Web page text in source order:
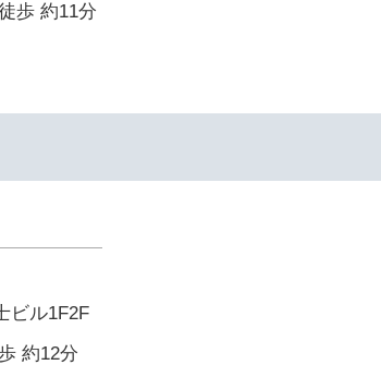
歩 約11分
ビル1F2F
約12分